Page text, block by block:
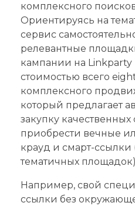
комплексного
Ориентируясь на
сервис
релевантные
кампании на
стоимостью всего
комплексного
который предлагает
закупку
приобрести вечные
крауд и смарт-ссылки
тематичных
Например, свой
ссылки без